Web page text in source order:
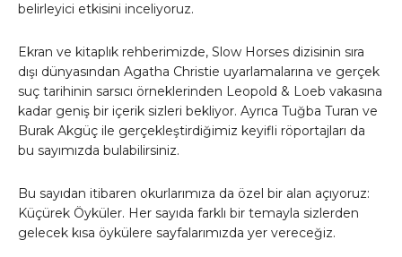
belirleyici etkisini inceliyoruz.
Ekran ve kitaplık rehberimizde, Slow Horses dizisinin sıra
dışı dünyasından Agatha Christie uyarlamalarına ve gerçek
suç tarihinin sarsıcı örneklerinden Leopold & Loeb vakasına
kadar geniş bir içerik sizleri bekliyor. Ayrıca Tuğba Turan ve
Burak Akgüç ile gerçekleştirdiğimiz keyifli röportajları da
bu sayımızda bulabilirsiniz.
Bu sayıdan itibaren okurlarımıza da özel bir alan açıyoruz:
Küçürek Öyküler. Her sayıda farklı bir temayla sizlerden
gelecek kısa öykülere sayfalarımızda yer vereceğiz.